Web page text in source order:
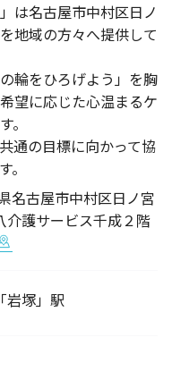
は名古屋市中村区日ノ
地域の方々へ提供して
輪をひろげよう」を胸
望に応じた心温まるケ
。
通の目標に向かって協
名古屋市中村区日ノ宮
介護サービス千成２階
塚」駅